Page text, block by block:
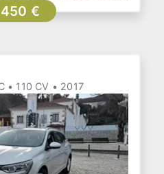
€
• 110 CV • 2017